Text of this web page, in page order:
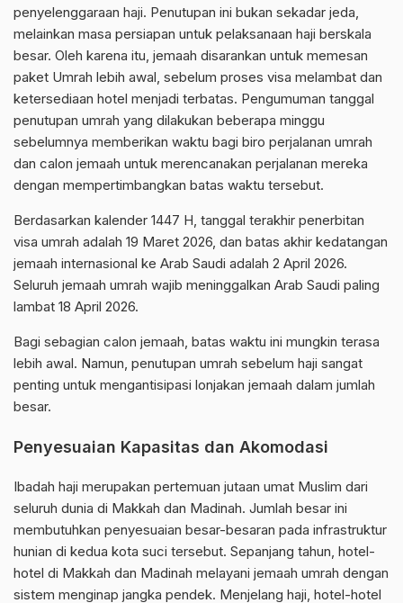
penyelenggaraan haji. Penutupan ini bukan sekadar jeda,
melainkan masa persiapan untuk pelaksanaan haji berskala
besar. Oleh karena itu, jemaah disarankan untuk memesan
paket Umrah lebih awal, sebelum proses visa melambat dan
ketersediaan hotel menjadi terbatas. Pengumuman tanggal
penutupan umrah yang dilakukan beberapa minggu
sebelumnya memberikan waktu bagi biro perjalanan umrah
dan calon jemaah untuk merencanakan perjalanan mereka
dengan mempertimbangkan batas waktu tersebut.
Berdasarkan kalender 1447 H, tanggal terakhir penerbitan
visa umrah adalah 19 Maret 2026, dan batas akhir kedatangan
jemaah internasional ke Arab Saudi adalah 2 April 2026.
Seluruh jemaah umrah wajib meninggalkan Arab Saudi paling
lambat 18 April 2026.
Bagi sebagian calon jemaah, batas waktu ini mungkin terasa
lebih awal. Namun, penutupan umrah sebelum haji sangat
penting untuk mengantisipasi lonjakan jemaah dalam jumlah
besar.
Penyesuaian Kapasitas dan Akomodasi
Ibadah haji merupakan pertemuan jutaan umat Muslim dari
seluruh dunia di Makkah dan Madinah. Jumlah besar ini
membutuhkan penyesuaian besar-besaran pada infrastruktur
hunian di kedua kota suci tersebut. Sepanjang tahun, hotel-
hotel di Makkah dan Madinah melayani jemaah umrah dengan
sistem menginap jangka pendek. Menjelang haji, hotel-hotel